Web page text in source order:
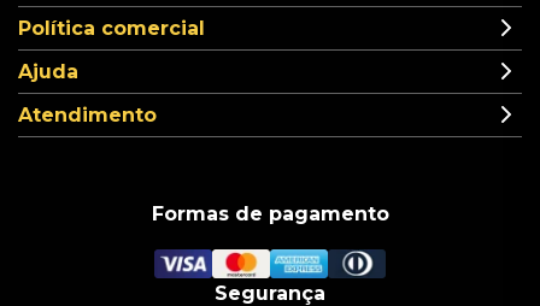
Política comercial
Ajuda
Atendimento
Formas de pagamento
Segurança